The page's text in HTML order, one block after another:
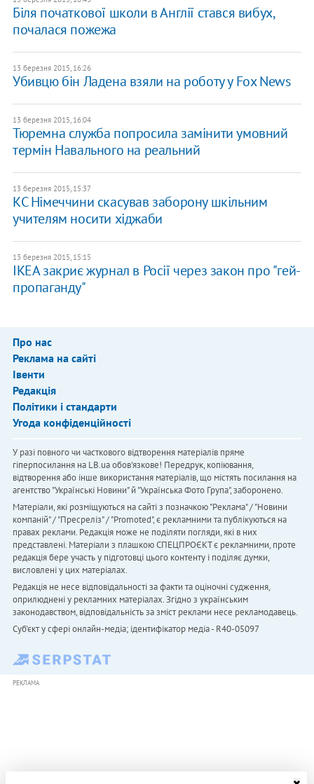
Біля початкової школи в Англії стався вибух,
почалася пожежа
13 березня 2015, 16:26
Убивцю бін Ладена взяли на роботу у Fox News
13 березня 2015, 16:04
Тюремна служба попросила замінити умовний
термін Навального на реальний
13 березня 2015, 15:37
КС Німеччини скасував заборону шкільним
учителям носити хіджаби
13 березня 2015, 15:15
IKEA закриє журнал в Росії через закон про "гей-
пропаганду"
Про нас
Реклама на сайті
Івенти
Редакція
Політики і стандарти
Угода конфіденційності
У разі повного чи часткового відтворення матеріалів пряме
гіперпосилання на LB.ua обов'язкове! Передрук, копіювання,
відтворення або інше використання матеріалів, що містять посилання на
агентство "Українськi Новини" й "Українська Фото Група", заборонено.
Матеріали, які розміщуються на сайті з позначкою "Реклама" / "Новини
компаній" / "Пресреліз" / "Promoted", є рекламними та публікуються на
правах реклами. Редакція може не поділяти погляди, які в них
представлені. Матеріали з плашкою СПЕЦПРОЄКТ є рекламними, проте
редакція бере участь у підготовці цього контенту і поділяє думки,
висловлені у цих матеріалах.
Редакція не несе відповідальності за факти та оціночні судження,
оприлюднені у рекламних матеріалах. Згідно з українським
законодавством, відповідальність за зміст реклами несе рекламодавець.
Cуб'єкт у сфері онлайн-медіа; ідентифікатор медіа - R40-05097
РЕКЛАМА